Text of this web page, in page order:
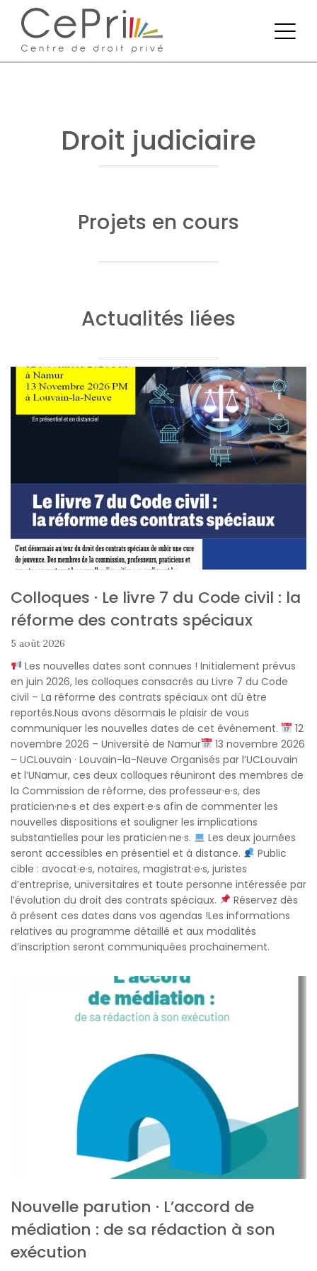
Droit judiciaire
Projets en cours
Actualités liées
Colloques · Le livre 7 du Code civil : la
réforme des contrats spéciaux
5 août 2026
Les nouvelles dates sont connues ! Initialement prévus
en juin 2026, les colloques consacrés au Livre 7 du Code
civil – La réforme des contrats spéciaux ont dû être
reportés.Nous avons désormais le plaisir de vous
communiquer les nouvelles dates de cet événement.
12
novembre 2026 – Université de Namur
13 novembre 2026
– UCLouvain · Louvain-la-Neuve Organisés par l’UCLouvain
et l’UNamur, ces deux colloques réuniront des membres de
la Commission de réforme, des professeur·e·s, des
praticien·ne·s et des expert·e·s afin de commenter les
nouvelles dispositions et souligner les implications
substantielles pour les praticien·ne·s.
Les deux journées
seront accessibles en présentiel et à distance.
Public
cible : avocat·e·s, notaires, magistrat·e·s, juristes
d’entreprise, universitaires et toute personne intéressée par
l’évolution du droit des contrats spéciaux.
Réservez dès
à présent ces dates dans vos agendas !Les informations
relatives au programme détaillé et aux modalités
d’inscription seront communiquées prochainement.
Nouvelle parution · L’accord de
médiation : de sa rédaction à son
exécution